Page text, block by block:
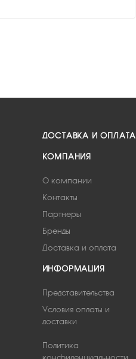
ДОСТАВКА И ОПЛАТА
КОМПАНИЯ
О компании
Контакты
Партнеры
Бренды
Доставка и оплата
ИНФОРМАЦИЯ
Представительства
Условия оплаты и
доставки
Политика